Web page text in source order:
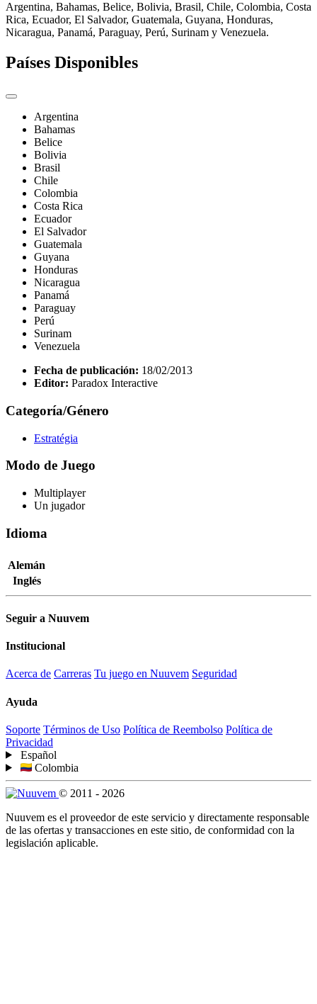
Argentina, Bahamas, Belice, Bolivia, Brasil, Chile, Colombia, Costa
Rica, Ecuador, El Salvador, Guatemala, Guyana, Honduras,
Nicaragua, Panamá, Paraguay, Perú, Surinam y Venezuela.
Países Disponibles
Argentina
Bahamas
Belice
Bolivia
Brasil
Chile
Colombia
Costa Rica
Ecuador
El Salvador
Guatemala
Guyana
Honduras
Nicaragua
Panamá
Paraguay
Perú
Surinam
Venezuela
Fecha de publicación: 18/02/2013
Editor: Paradox Interactive
Categoría/Género
Estratégia
Modo de Juego
Multiplayer
Un jugador
Idioma
Alemán
Inglés
Seguir a Nuuvem
Institucional
Acerca de Carreras Tu juego en Nuuvem Seguridad
Ayuda
Soporte Términos de Uso Política de Reembolso Política de
Privacidad
Español
Colombia
© 2011 - 2026
Nuuvem es el proveedor de este servicio y directamente responsable
de las ofertas y transacciones en este sitio, de conformidad con la
legislación aplicable.